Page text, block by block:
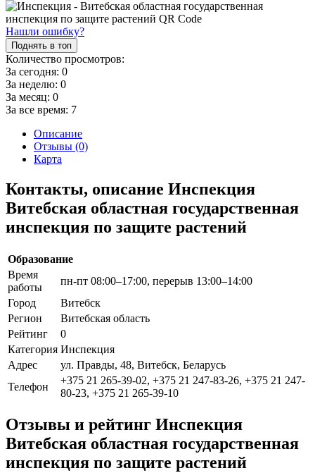
Нашли ошибку?
Поднять в топ
Количество просмотров:
За сегодня: 0
За неделю: 0
За месяц: 0
За все время: 7
Описание
Отзывы (0)
Карта
Контакты, описание Инспекция
Витебская областная государственная
инспекция по защите растений
Образование
Время
работы
пн-пт 08:00–17:00, перерыв 13:00–14:00
Город
Витебск
Регион
Витебская область
Рейтинг
0
Категория Инспекция
Адрес
ул. Правды, 48, Витебск, Беларусь
Телефон
+375 21 265-39-02, +375 21 247-83-26, +375 21 247-
80-23, +375 21 265-39-10
Отзывы и рейтинг Инспекция
Витебская областная государственная
инспекция по защите растений